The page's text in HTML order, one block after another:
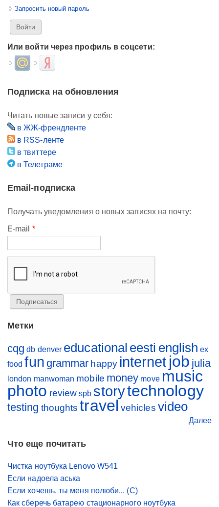
Запросить новый пароль
Или войти через профиль в соцсети:
Login with Mail.ruLogin with Яндекс
Подписка на обновления
Читать новые записи у себя:
в ЖЖ-френдленте
в RSS-ленте
в твиттере
в Телеграме
Email-подписка
Получать уведомления о новых записях на почту:
E-mail *
Метки
cqg db denver educational eesti english ex
food fun grammar happy internet job julia
london manwoman mobile money move music
photo review spb storytechnology
testing thoughts travel vehicles video
Далее
Что еще почитать
Чистка ноутбука Lenovo W541
Если надоела аська
Если хочешь, ты меня полюби... (С)
Как сберечь батарею стационарного ноутбука